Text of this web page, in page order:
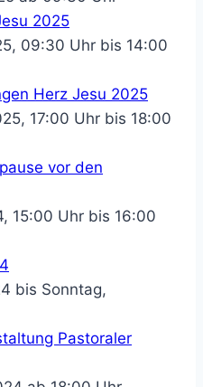
2025
09:30 Uhr bis 14:00
Herz Jesu 2025
17:00 Uhr bis 18:00
vor den
15:00 Uhr bis 16:00
bis Sonntag,
Pastoraler